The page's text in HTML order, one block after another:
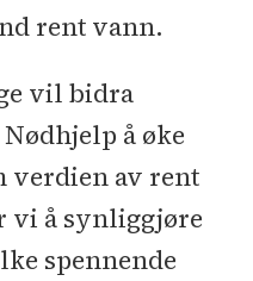
rent vann.
vil bidra
å øke
verdien av rent
vi å synliggjøre
spennende